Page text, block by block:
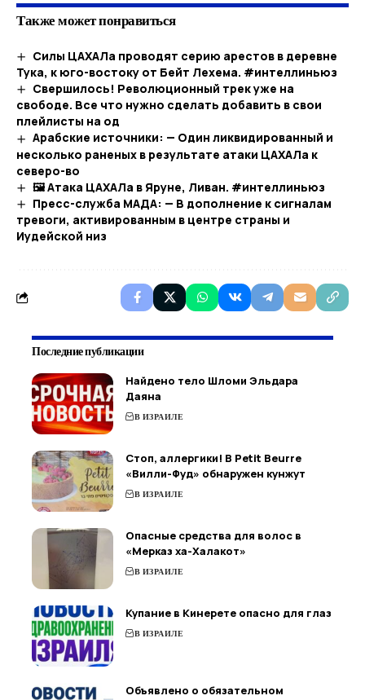
Также может понравиться
Силы ЦАХАЛа проводят серию арестов в деревне
Тука, к юго-востоку от Бейт Лехема. #интеллиньюз
Свершилось! Революционный трек уже на
свободе. Все что нужно сделать добавить в свои
плейлисты на од
Арабские источники: — Один ликвидированный и
несколько раненых в результате атаки ЦАХАЛа к
северо-во
🖼 Атака ЦАХАЛа в Яруне, Ливан. #интеллиньюз​
Пресс-служба MАДА: — В дополнение к сигналам
тревоги, активированным в центре страны и
Иудейской низ
Последние публикации
Найдено тело Шломи Эльдара
Даяна
В ИЗРАИЛЕ
Стоп, аллергики! В Petit Beurre
«Вилли-Фуд» обнаружен кунжут
В ИЗРАИЛЕ
Опасные средства для волос в
«Мерказ ха-Халакот»
В ИЗРАИЛЕ
Купание в Кинерете опасно для глаз
В ИЗРАИЛЕ
Объявлено о обязательном